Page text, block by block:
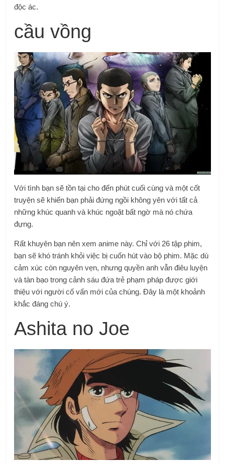
độc ác.
cầu vồng
Với tình bạn sẽ tồn tại cho đến phút cuối cùng và một cốt
truyện sẽ khiến bạn phải đứng ngồi không yên với tất cả
những khúc quanh và khúc ngoặt bất ngờ mà nó chứa
đựng.
Rất khuyên bạn nên xem anime này. Chỉ với 26 tập phim,
bạn sẽ khó tránh khỏi việc bị cuốn hút vào bộ phim. Mặc dù
cảm xúc còn nguyên vẹn, nhưng quyền anh vẫn điêu luyện
và tàn bạo trong cảnh sáu đứa trẻ phạm pháp được giới
thiệu với người cố vấn mới của chúng. Đây là một khoảnh
khắc đáng chú ý.
Ashita no Joe